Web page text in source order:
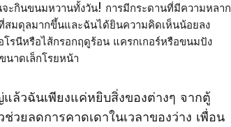
ะกินขนมหวานทั้งวัน! การมีกระดานที่มีความหลาก
สมดุลมากขึ้นและฉันได้ยินความคิดเห็นน้อยลง
รนีหรือไส้กรอกฤดูร้อน แครกเกอร์หรือขนมปัง
ขนาดเล็กโรยหน้า
ล้วฉันเพียงแค่หยิบสิ่งของต่างๆ จากตู้
วยลดการคาดเดาในเวลาของว่าง เพื่อน